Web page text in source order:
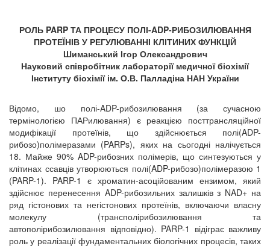
РОЛЬ PARP ТА ПРОЦЕСУ ПОЛІ-ADP-РИБОЗИЛЮВАННЯ
ПРОТЕЇНІВ У РЕГУЛЮВАННІ КЛІТИНИХ ФУНКЦІЙ
Шиманський Ігор Олександрович
Науковий співробітник лабораторії медичної біохімії
Інституту біохімії ім. О.В. Палладіна НАН України
Відомо, шо полі-ADP-рибозилювання (за сучасною
термінологією ПАРилювання) є реакцією посттрансляційної
модифікації протеїнів, що здійснюється полі(ADP-
рибозо)полімеразами (PARPs), яких на сьогодні налічується
18. Майже 90% ADP-рибозних полімерів, що синтезуються у
клітинах ссавців утворюються полі(ADP-рибозо)полімеразою 1
(PARP-1). PARP-1 є хроматин-асоційованим ензимом, який
здійснює перенесення ADP-рибозильних залишків з NAD+ на
ряд гістонових та негістонових протеїнів, включаючи власну
молекулу (трансполірибозилювання та
автополірибозилювання відповідно). PARP-1 відіграє важливу
роль у реалізації фундаментальних біологічних процесів, таких